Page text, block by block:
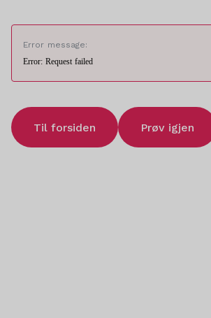
Error message:
Error: Request failed
Til forsiden Prøv igjen